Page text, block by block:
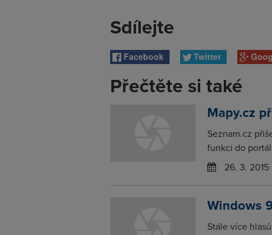
Sdílejte
Facebook Twitter
Přečtěte si také
Mapy.cz
Seznam.cz
funkci do
26. 3. 2015
Windows
Stále více